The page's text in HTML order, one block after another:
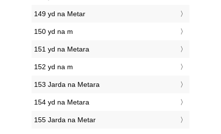
149 yd na Metar
150 yd na m
151 yd na Metara
152 yd na m
153 Jarda na Metara
154 yd na Metara
155 Jarda na Metar